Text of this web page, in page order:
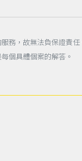
務，故無法負保證責任
個具體個案的解答。